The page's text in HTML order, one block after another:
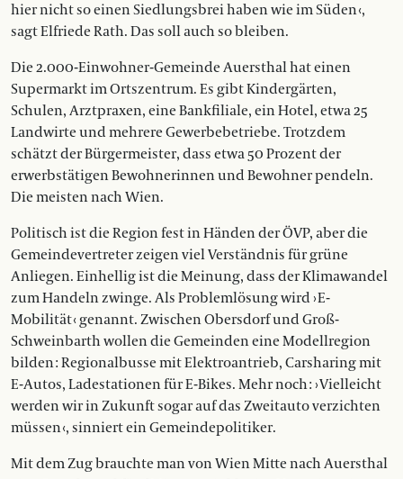
hier nicht so einen Siedlungsbrei haben wie im Süden ‹,
sagt Elfriede Rath. Das soll auch so bleiben.
Die 2.000-Einwohner-Gemeinde Auersthal hat einen
Supermarkt im Ortszentrum. Es gibt Kindergärten,
Schulen, Arztpraxen, eine Bankfiliale, ein Hotel, etwa 25
Landwirte und mehrere Gewerbebetriebe. Trotzdem
schätzt der Bürgermeister, dass etwa 50 Prozent der
erwerbstätigen Bewohnerinnen und Bewohner pendeln.
Die meisten nach Wien.
Politisch ist die Region fest in Händen der ÖVP, aber die
Gemeindevertreter zeigen viel Verständnis für grüne
Anliegen. Einhellig ist die Meinung, dass der Klimawandel
zum Handeln zwinge. Als Problemlösung wird › E-
Mobilität ‹ genannt. Zwischen Obersdorf und Groß-
Schweinbarth wollen die Gemeinden eine Modellregion
bilden : Regionalbusse mit Elektroantrieb, Carsharing mit
E-Autos, Ladestationen für E-Bikes. Mehr noch : › Vielleicht
werden wir in Zukunft sogar auf das Zweitauto verzichten
müssen ‹, sinniert ein Gemeindepolitiker.
Mit dem Zug brauchte man von Wien Mitte nach Auersthal